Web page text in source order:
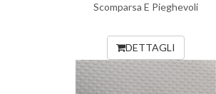
Scomparsa E Pieghevoli
DETTAGLI